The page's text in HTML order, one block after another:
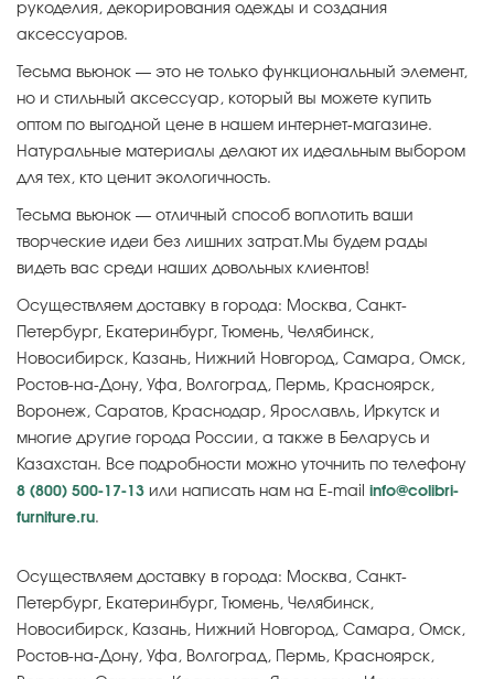
рукоделия, декорирования одежды и создания
аксессуаров.
Тесьма вьюнок — это не только функциональный элемент,
но и стильный аксессуар, который вы можете купить
оптом по выгодной цене в нашем интернет-магазине.
Натуральные материалы делают их идеальным выбором
для тех, кто ценит экологичность.
Тесьма вьюнок — отличный способ воплотить ваши
творческие идеи без лишних затрат.Мы будем рады
видеть вас среди наших довольных клиентов!
Осуществляем доставку в города: Москва, Санкт-
Петербург, Екатеринбург, Тюмень, Челябинск,
Новосибирск, Казань, Нижний Новгород, Самара, Омск,
Ростов-на-Дону, Уфа, Волгоград, Пермь, Красноярск,
Воронеж, Саратов, Краснодар, Ярославль, Иркутск и
многие другие города России, а также в Беларусь и
Казахстан. Все подробности можно уточнить по телефону
8 (800) 500-17-13 или написать нам на E-mail info@colibri-
furniture.ru.
Осуществляем доставку в города: Москва, Санкт-
Петербург, Екатеринбург, Тюмень, Челябинск,
Новосибирск, Казань, Нижний Новгород, Самара, Омск,
Ростов-на-Дону, Уфа, Волгоград, Пермь, Красноярск,